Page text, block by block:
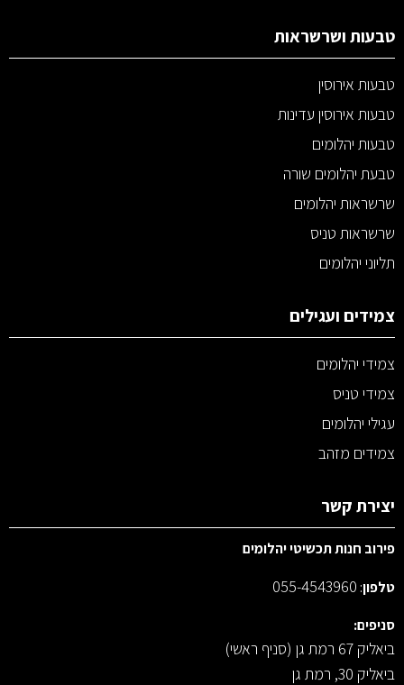
טבעות ושרשראות
טבעות אירוסין
טבעות אירוסין עדינות
טבעות יהלומים
טבעת יהלומים שורה
שרשראות יהלומים
שרשראות טניס
תליוני יהלומים
צמידים ועגילים
צמידי יהלומים
צמידי טניס
עגילי יהלומים
צמידים מזהב
יצירת קשר
פירוב חנות תכשיטי יהלומים
טלפון:
055-4543960
סניפים:
ביאליק 67 רמת גן (סניף ראשי)
ביאליק 30, רמת גן